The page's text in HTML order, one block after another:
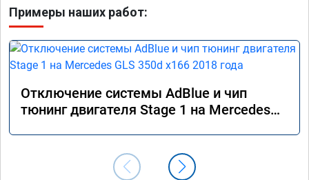
Примеры наших работ:
Отключение системы AdBlue и чип
тюнинг двигателя Stage 1 на Mercedes